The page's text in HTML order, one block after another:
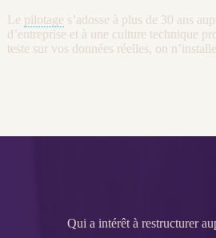
Le pilotage s’adosse à plus de 30 ans
d’entreprise et à une culture technique
teste sur vos données réelles, on
Qui a intérêt à restructurer